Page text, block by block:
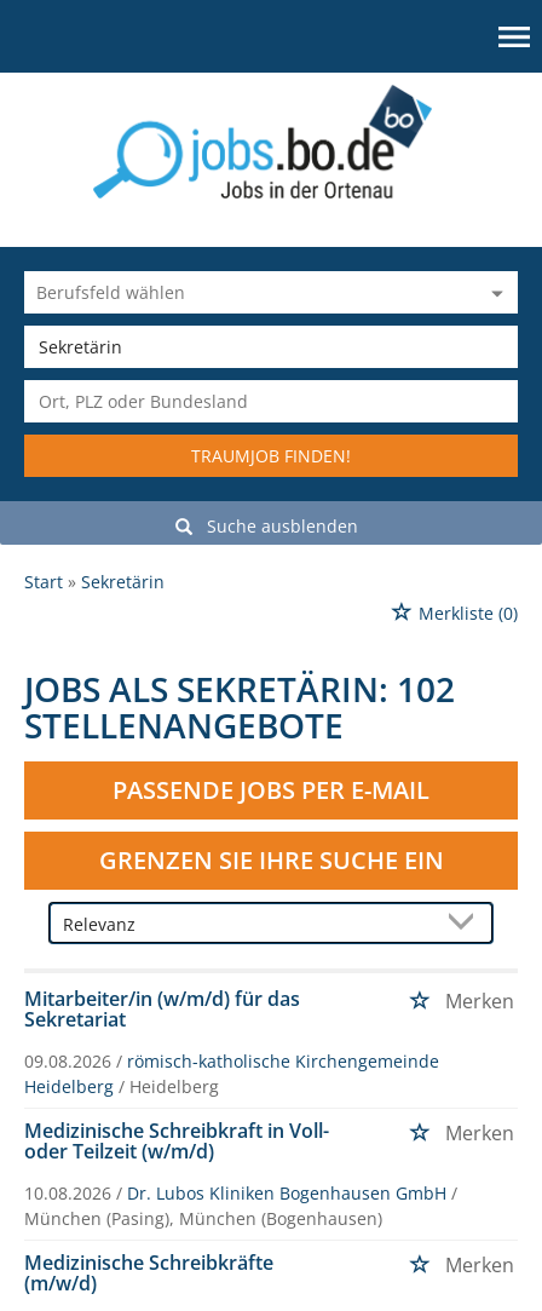
TRAUMJOB FINDEN!
Suche ausblenden
Start
Sekretärin
Merkliste (0)
JOBS ALS SEKRETÄRIN: 102
STELLENANGEBOTE
PASSENDE JOBS PER E-MAIL
GRENZEN SIE IHRE SUCHE EIN
Mitarbeiter/in (w/m/d) für das
Sekretariat
Merken
09.08.2026 / römisch-katholische Kirchengemeinde
Heidelberg / Heidelberg
Medizinische Schreibkraft in Voll-
oder Teilzeit (w/m/d)
Merken
10.08.2026 / Dr. Lubos Kliniken Bogenhausen GmbH /
München (Pasing), München (Bogenhausen)
Medizinische Schreibkräfte
(m/w/d)
Merken